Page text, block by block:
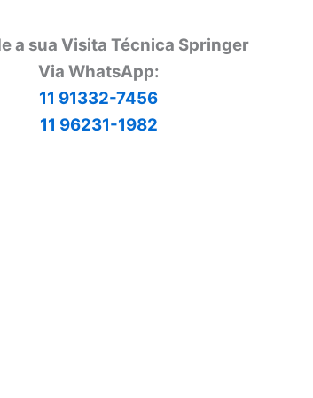
a sua Visita Técnica Springer
Via WhatsApp:
11 91332-7456
11 96231-1982